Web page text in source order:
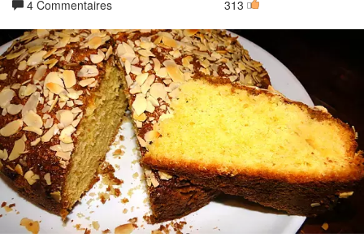
4 Commentaires
313